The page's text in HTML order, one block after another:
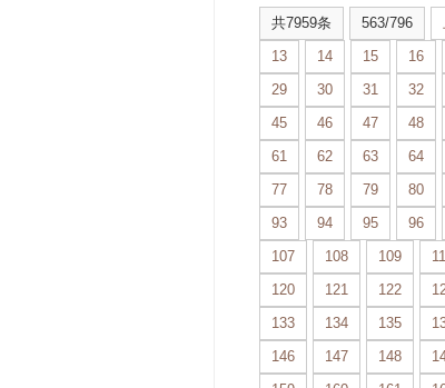
共7959条 563/796
13
14 15 16
29
30 31 32
45
46 47 48
61
62 63 64
77
78 79 80
93
94 95 96
107
108 109
120
121 122
133
134 135
146
147 148